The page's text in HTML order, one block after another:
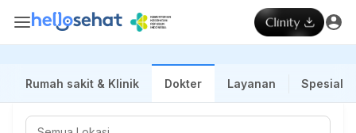
Rumah sakit & Klinik Dokter Layanan